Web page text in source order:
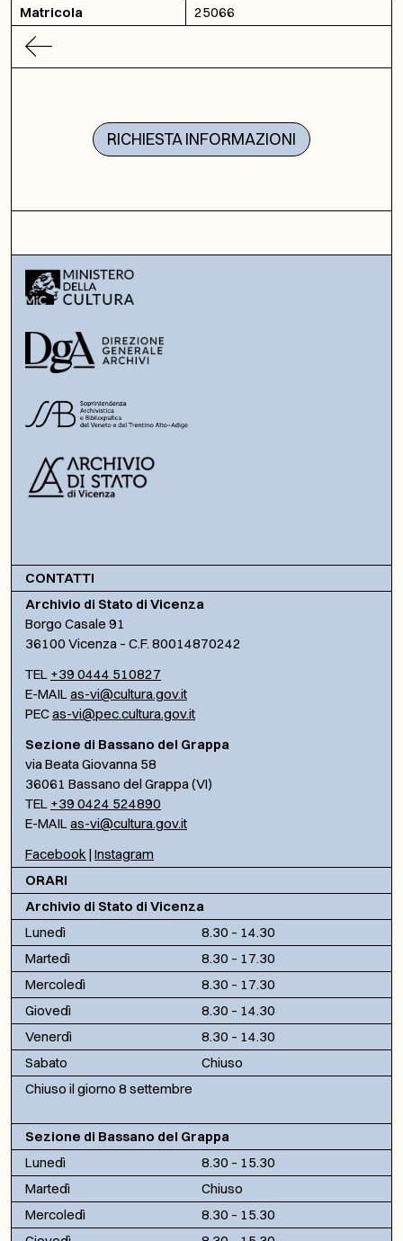
Matricola
25066
RICHIESTA INFORMAZIONI
CONTATTI
Archivio di Stato di Vicenza
Borgo Casale 91
36100 Vicenza – C.F. 80014870242
TEL +39 0444 510827
E-MAILas-vi@cultura.gov.it
PECas-vi@pec.cultura.gov.it
Sezione di Bassano del Grappa
via Beata Giovanna 58
36061 Bassano del Grappa (VI)
TEL +39 0424 524890
E-MAILas-vi@cultura.gov.it
Facebook | Instagram
ORARI
Archivio di Stato di Vicenza
Lunedì
8.30 – 14.30
Martedì
8.30 – 17.30
Mercoledì
8.30 – 17.30
Giovedì
8.30 – 14.30
Venerdì
8.30 – 14.30
Sabato
Chiuso
Chiuso il giorno 8 settembre
Sezione di Bassano del Grappa
Lunedì
8.30 – 15.30
Martedì
Chiuso
Mercoledì
8.30 – 15.30